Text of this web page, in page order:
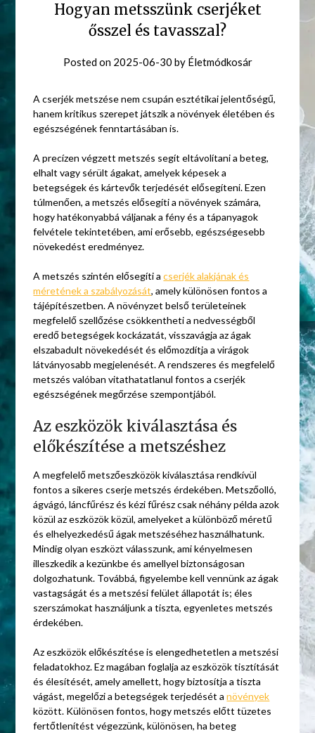
Hogyan metsszünk cserjéket
ősszel és tavasszal?
Posted on 2025-06-30 by Életmódkosár
A cserjék metszése nem csupán esztétikai jelentőségű,
hanem kritikus szerepet játszik a növények életében és
egészségének fenntartásában is.
A precízen végzett metszés segít eltávolítani a beteg,
elhalt vagy sérült ágakat, amelyek képesek a
betegségek és kártevők terjedését elősegíteni. Ezen
túlmenően, a metszés elősegíti a növények számára,
hogy hatékonyabbá váljanak a fény és a tápanyagok
felvétele tekintetében, ami erősebb, egészségesebb
növekedést eredményez.
A metszés szintén elősegíti acserjék alakjának és
méretének a szabályozását, amely különösen fontos a
tájépítészetben. A növényzet belső területeinek
megfelelő szellőzése csökkentheti a nedvességből
eredő betegségek kockázatát, visszavágja az ágak
elszabadult növekedését és előmozdítja a virágok
látványosabb megjelenését. A rendszeres és megfelelő
metszés valóban vitathatatlanul fontos a cserjék
egészségének megőrzése szempontjából.
Az eszközök kiválasztása és
előkészítése a metszéshez
A megfelelő metszőeszközök kiválasztása rendkívül
fontos a sikeres cserje metszés érdekében. Metszőolló,
ágvágó, láncfűrész és kézi fűrész csak néhány példa azok
közül az eszközök közül, amelyeket a különböző méretű
és elhelyezkedésű ágak metszéséhez használhatunk.
Mindig olyan eszközt válasszunk, ami kényelmesen
illeszkedik a kezünkbe és amellyel biztonságosan
dolgozhatunk. Továbbá, figyelembe kell vennünk az ágak
vastagságát és a metszési felület állapotát is; éles
szerszámokat használjunk a tiszta, egyenletes metszés
érdekében.
Az eszközök előkészítése is elengedhetetlen a metszési
feladatokhoz. Ez magában foglalja az eszközök tisztítását
és élesítését, amely amellett, hogy biztosítja a tiszta
vágást, megelőzi a betegségek terjedését anövények
között. Különösen fontos, hogy metszés előtt tüzetes
fertőtlenítést végezzünk, különösen, ha beteg